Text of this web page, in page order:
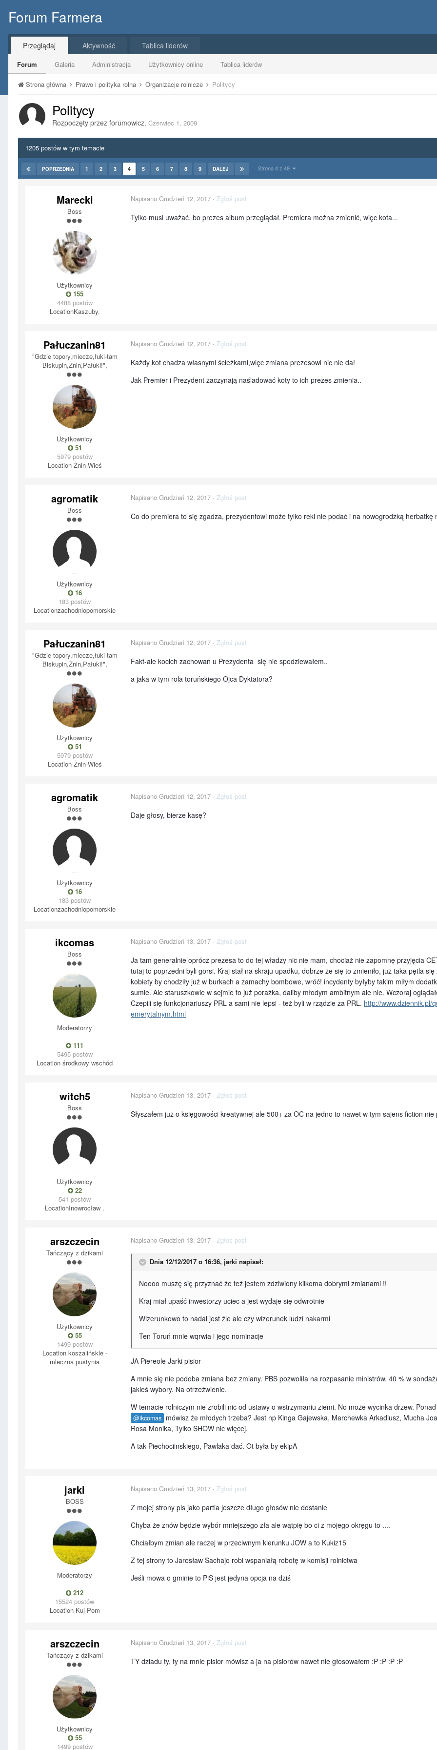
Forum Farmera
Przeglądaj
Forum Galeria Administracja Użytkownicy online Tablica liderów
Aktywność Tablica liderów
Strona główna Prawo i polityka rolna Organizacje rolnicze Politycy
Politycy
Rozpoczęty przez forumowicz, Czerwiec 1, 2009
1205 postów w tym temacie
POPRZEDNIA 1 2 3 4 5 6 7 8 9 DALEJ Strona 4 z 49
Marecki
Boss
Użytkownicy
155
4488 postów
LocationKaszuby.
Napisano Grudzień 12, 2017 · Zgłoś post
Tylko musi uważać, bo prezes album przeglądał. Premiera można zmienić, więc kota...
Pałuczanin81
"Gdzie topory,miecze,łuki-tam
Biskupin,Żnin,Pałuki!",
Użytkownicy
51
5979 postów
LocationŻnin-Wieś
Napisano Grudzień 12, 2017 · Zgłoś post
Każdy kot chadza własnymi ścieżkami,więc zmiana prezesowi nic nie da!
Jak Premier i Prezydent zaczynają naśladować koty to ich prezes zmienia..
agromatik
Boss
Użytkownicy
16
183 postów
Locationzachodniopomorskie
Napisano Grudzień 12, 2017 · Zgłoś post
Co do premiera to się zgadza, prezydentowi może tylko reki nie podać i na nowogrodzką herbatkę
Pałuczanin81
"Gdzie topory,miecze,łuki-tam
Biskupin,Żnin,Pałuki!",
Użytkownicy
51
5979 postów
LocationŻnin-Wieś
Napisano Grudzień 12, 2017 · Zgłoś post
Fakt-ale kocich zachowań u Prezydenta się nie spodziewałem..
a jaka w tym rola toruńskiego Ojca Dyktatora?
agromatik
Boss
Użytkownicy
16
183 postów
Locationzachodniopomorskie
Napisano Grudzień 12, 2017 · Zgłoś post
Daje głosy, bierze kasę?
ikcomas
Boss
Moderatorzy
111
5495 postów
Location środkowy wschód
Napisano Grudzień 13, 2017 · Zgłoś post
Ja tam generalnie oprócz prezesa to do tej władzy nic nie mam, chociaż nie zapomnę przyjęcia
tutaj to poprzedni byli gorsi. Kraj stał na skraju upadku, dobrze że się to zmieniło, już taka pętla
kobiety by chodziły już w burkach a zamachy bombowe, wróć! incydenty byłyby takim miłym
sumie. Ale staruszkowie w sejmie to już porażka, daliby młodym ambitnym ale nie. Wczoraj
Czepili się funkcjonariuszy PRL a sami nie lepsi - też byli w rządzie za PRL. http://www.dziennik.pl/
emerytalnym.html
witch5
Boss
Użytkownicy
22
541 postów
LocationInowrocław .
Napisano Grudzień 13, 2017 · Zgłoś post
Słyszałem już o księgowości kreatywnej ale 500+ za OC na jedno to nawet w tym sajens fiction nie
arszczecin
Tańczący z dzikami
Użytkownicy
55
1499 postów
Locationkoszalińskie -
mleczna pustynia
Napisano Grudzień 13, 2017 · Zgłoś post
Dnia 12/12/2017 o 16:36, jarki napisał:
Noooo muszę się przyznać że też jestem zdziwiony kilkoma dobrymi zmianami !!
Kraj miał upaść inwestorzy uciec a jest wydaje się odwrotnie
Wizerunkowo to nadal jest źle ale czy wizerunek ludzi nakarmi
Ten Toruń mnie wqrwia i jego nominacje
JA Piereole Jarki pisior
A mnie się nie podoba zmiana bez zmiany. PBS pozwoliła na rozpasanie ministrów. 40 % w
jakieś wybory. Na otrzeźwienie.
W temacie rolniczym nie zrobili nic od ustawy o wstrzymaniu ziemi. No może wycinka drzew.
@ikcomas mówisz że młodych trzeba? Jest np Kinga Gajewska, Marchewka Arkadiusz, Mucha
Rosa Monika, Tylko SHOW nic więcej.
A tak Piechociinskiego, Pawlaka dać. Ot była by ekipA
jarki
BOSS
Moderatorzy
212
15524 postów
LocationKuj-Pom
Napisano Grudzień 13, 2017 · Zgłoś post
Z mojej strony pis jako partia jeszcze długo głosów nie dostanie
Chyba że znów będzie wybór mniejszego zła ale wątpię bo ci z mojego okręgu to ....
Chciałbym zmian ale raczej w przeciwnym kierunku JOW a to Kukiz15
Z tej strony to Jarosław Sachajo robi wspaniałą robotę w komisji rolnictwa
Jeśli mowa o gminie to PiS jest jedyna opcja na dziś
arszczecin
Tańczący z dzikami
Użytkownicy
55
1499 postów
Napisano Grudzień 13, 2017 · Zgłoś post
TY dziadu ty, ty na mnie pisior mówisz a ja na pisiorów nawet nie głosowałem :P :P :P :P